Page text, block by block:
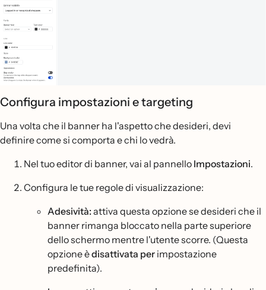
Configura impostazioni e targeting
Una volta che il banner ha l'aspetto che desideri, devi
definire come si comporta e chi lo vedrà.
Nel tuo editor di banner, vai al pannello Impostazioni.
Configura le tue regole di visualizzazione:
Adesività:attiva questa opzione se desideri che il
banner rimanga bloccato nella parte superiore
dello schermo mentre l'utente scorre. (Questa
opzione èdisattivata per impostazione
predefinita).